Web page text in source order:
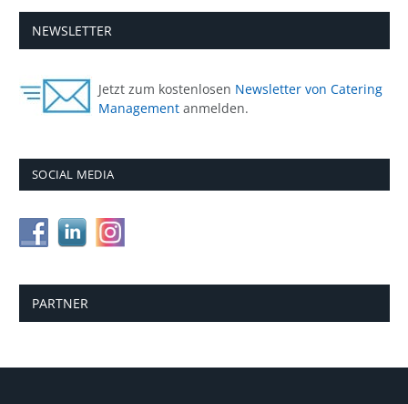
NEWSLETTER
Jetzt zum kostenlosen Newsletter von Catering
Management anmelden.
SOCIAL MEDIA
PARTNER